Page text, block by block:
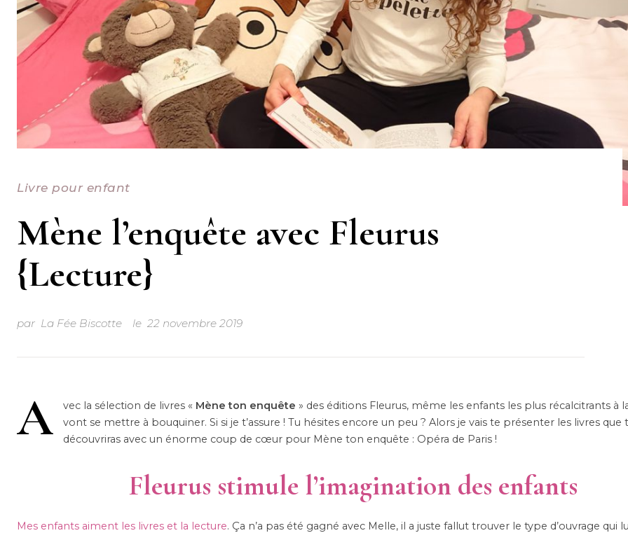
Livre pour enfant
Mène l’enquête avec Fleurus
{Lecture}
par La Fée Biscotte le 22 novembre 2019
A vec la sélection de livres « Mène ton enquête » des éditions Fleurus, même les enfants les plus récalcitrants à
vont se mettre à bouquiner. Si si je t’assure ! Tu hésites encore un peu ? Alors je vais te présenter les livres que
découvriras avec un énorme coup de cœur pour Mène ton enquête : Opéra de Paris !
Fleurus stimule l’imagination des enfants
Mes enfants aiment les livres et la lecture. Ça n’a pas été gagné avec Melle, il a juste fallut trouver le type d’ouvrage qui